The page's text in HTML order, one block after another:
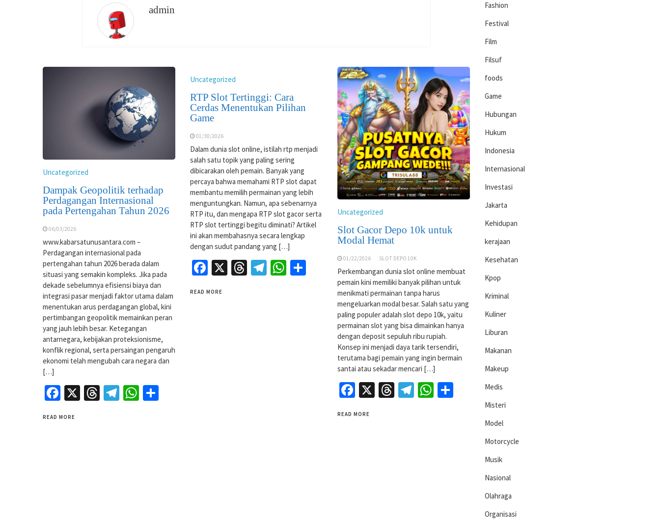
admin
Uncategorized
Dampak Geopolitik terhadap
Perdagangan Internasional
pada Pertengahan Tahun 2026
06/03/2026
www.kabarsatunusantara.com –
Perdagangan internasional pada
pertengahan tahun 2026 berada dalam
situasi yang semakin kompleks. Jika pada
dekade sebelumnya efisiensi biaya dan
integrasi pasar menjadi faktor utama dalam
menentukan arus perdagangan global, kini
pertimbangan geopolitik memainkan peran
yang jauh lebih besar. Ketegangan
antarnegara, kebijakan proteksionisme,
konflik regional, serta persaingan pengaruh
ekonomi telah mengubah cara negara dan
[…]
Facebook
X Threads
Telegram
WhatsApp
READ MORE
Uncategorized
RTP Slot Tertinggi: Cara
Cerdas Menentukan Pilihan
Game
01/30/2026
Dalam dunia slot online, istilah rtp menjadi
salah satu topik yang paling sering
dibicarakan oleh pemain. Banyak yang
percaya bahwa memahami RTP slot dapat
membantu memilih permainan yang lebih
menguntungkan. Namun, apa sebenarnya
RTP itu, dan mengapa RTP slot gacor serta
RTP slot tertinggi begitu diminati? Artikel
ini akan membahasnya secara lengkap
dengan sudut pandang yang […]
Facebook
X Threads
Telegram
WhatsApp
Share
READ MORE
Uncategorized
Slot Gacor Depo 10k untuk
Modal Hemat
01/22/2026 SLOT DEPO 10K
Perkembangan dunia slot online membuat
pemain kini memiliki banyak pilihan untuk
menikmati permainan tanpa harus
mengeluarkan modal besar. Salah satu yang
paling populer adalah slot depo 10k, yaitu
permainan slot yang bisa dimainkan hanya
dengan deposit sepuluh ribu rupiah.
Konsep ini menjadi daya tarik tersendiri,
terutama bagi pemain yang ingin bermain
santai atau sekadar mencari […]
Facebook
X Threads
Telegram
WhatsApp
Share
READ MORE
Fashion
Festival
Film
Filsuf
foods
Game
Hubungan
Hukum
Indonesia
Internasional
Investasi
Jakarta
Kehidupan
kerajaan
Kesehatan
Kpop
Kriminal
Kuliner
Liburan
Makanan
Makeup
Medis
Misteri
Model
Motorcycle
Musik
Nasional
Olahraga
Organisasi